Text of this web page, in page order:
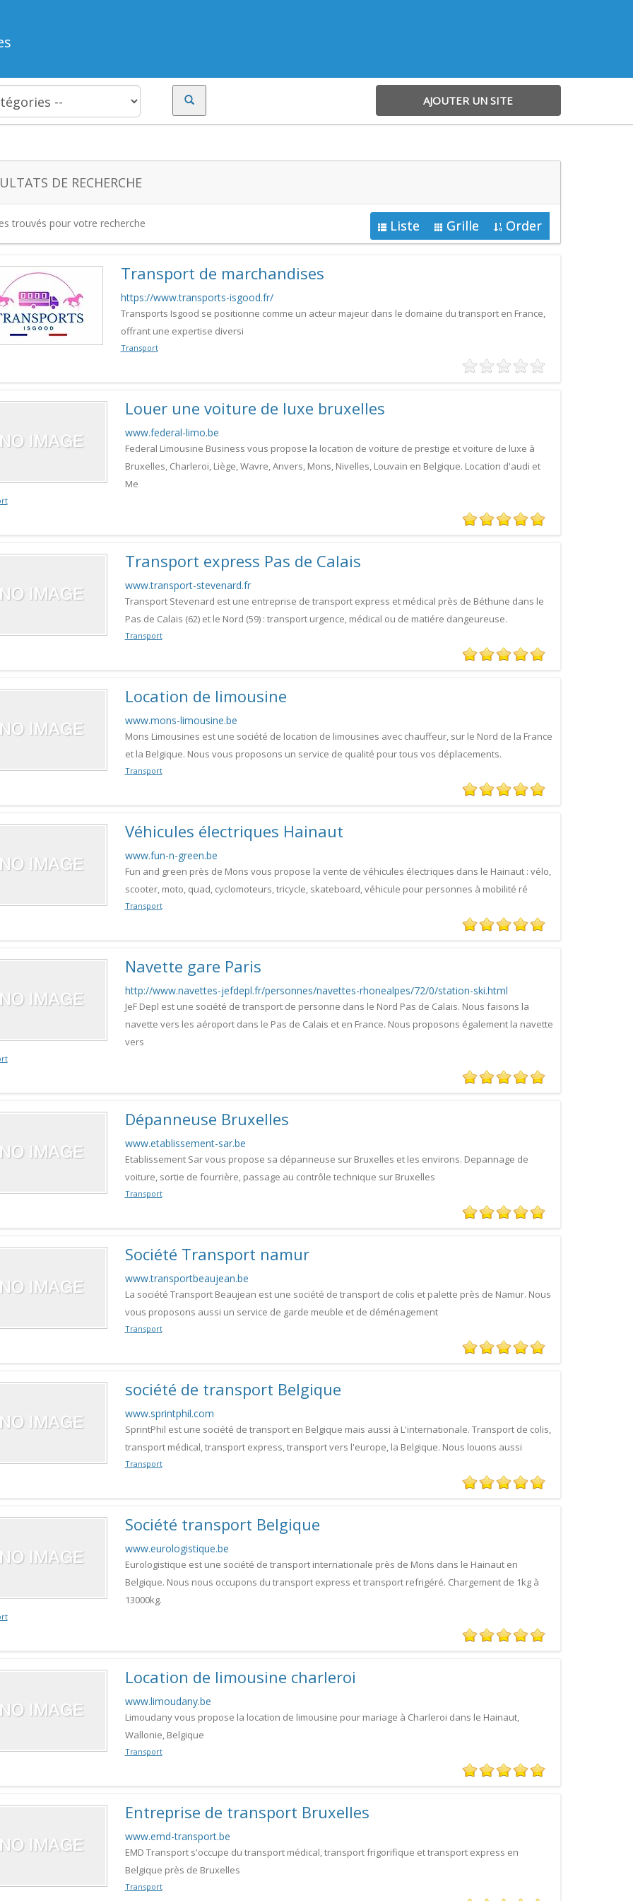
AJOUTER UN SITE
DE RECHERCHE
trouvés pour votre recherche Liste Grille Order
Transport de marchandises
https://www.transports-isgood.fr/
Transports Isgood se positionne comme un acteur majeur dans le domaine du transport en France,
offrant une expertise diversi
Transport
Louer une voiture de luxe bruxelles
www.federal-limo.be
Federal Limousine Business vous propose la location de voiture de prestige et voiture de luxe à
Bruxelles, Charleroi, Liège, Wavre, Anvers, Mons, Nivelles, Louvain en Belgique. Location d'audi et
Me
Transport express Pas de Calais
www.transport-stevenard.fr
Transport Stevenard est une entreprise de transport express et médical près de Béthune dans le
Pas de Calais (62) et le Nord (59) : transport urgence, médical ou de matiére dangeureuse.
Transport
Location de limousine
www.mons-limousine.be
Mons Limousines est une société de location de limousines avec chauffeur, sur le Nord de la France
et la Belgique. Nous vous proposons un service de qualité pour tous vos déplacements.
Transport
Véhicules électriques Hainaut
www.fun-n-green.be
Fun and green près de Mons vous propose la vente de véhicules électriques dans le Hainaut : vélo,
scooter, moto, quad, cyclomoteurs, tricycle, skateboard, véhicule pour personnes à mobilité ré
Transport
Navette gare Paris
http://www.navettes-jefdepl.fr/personnes/navettes-rhonealpes/72/0/station-ski.html
JeF Depl est une société de transport de personne dans le Nord Pas de Calais. Nous faisons la
navette vers les aéroport dans le Pas de Calais et en France. Nous proposons également la navette
vers
Dépanneuse Bruxelles
www.etablissement-sar.be
Etablissement Sar vous propose sa dépanneuse sur Bruxelles et les environs. Depannage de
voiture, sortie de fourrière, passage au contrôle technique sur Bruxelles
Transport
Société Transport namur
www.transportbeaujean.be
La société Transport Beaujean est une société de transport de colis et palette près de Namur. Nous
vous proposons aussi un service de garde meuble et de déménagement
Transport
société de transport Belgique
www.sprintphil.com
SprintPhil est une société de transport en Belgique mais aussi à L'internationale. Transport de colis,
transport médical, transport express, transport vers l'europe, la Belgique. Nous louons aussi
Transport
Société transport Belgique
www.eurologistique.be
Eurologistique est une société de transport internationale près de Mons dans le Hainaut en
Belgique. Nous nous occupons du transport express et transport refrigéré. Chargement de 1kg à
13000kg.
Location de limousine charleroi
www.limoudany.be
Limoudany vous propose la location de limousine pour mariage à Charleroi dans le Hainaut,
Wallonie, Belgique
Transport
Entreprise de transport Bruxelles
www.emd-transport.be
EMD Transport s'occupe du transport médical, transport frigorifique et transport express en
Belgique près de Bruxelles
Transport